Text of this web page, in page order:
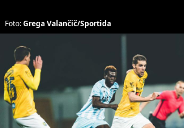
Foto:Grega Valančič/Sportida